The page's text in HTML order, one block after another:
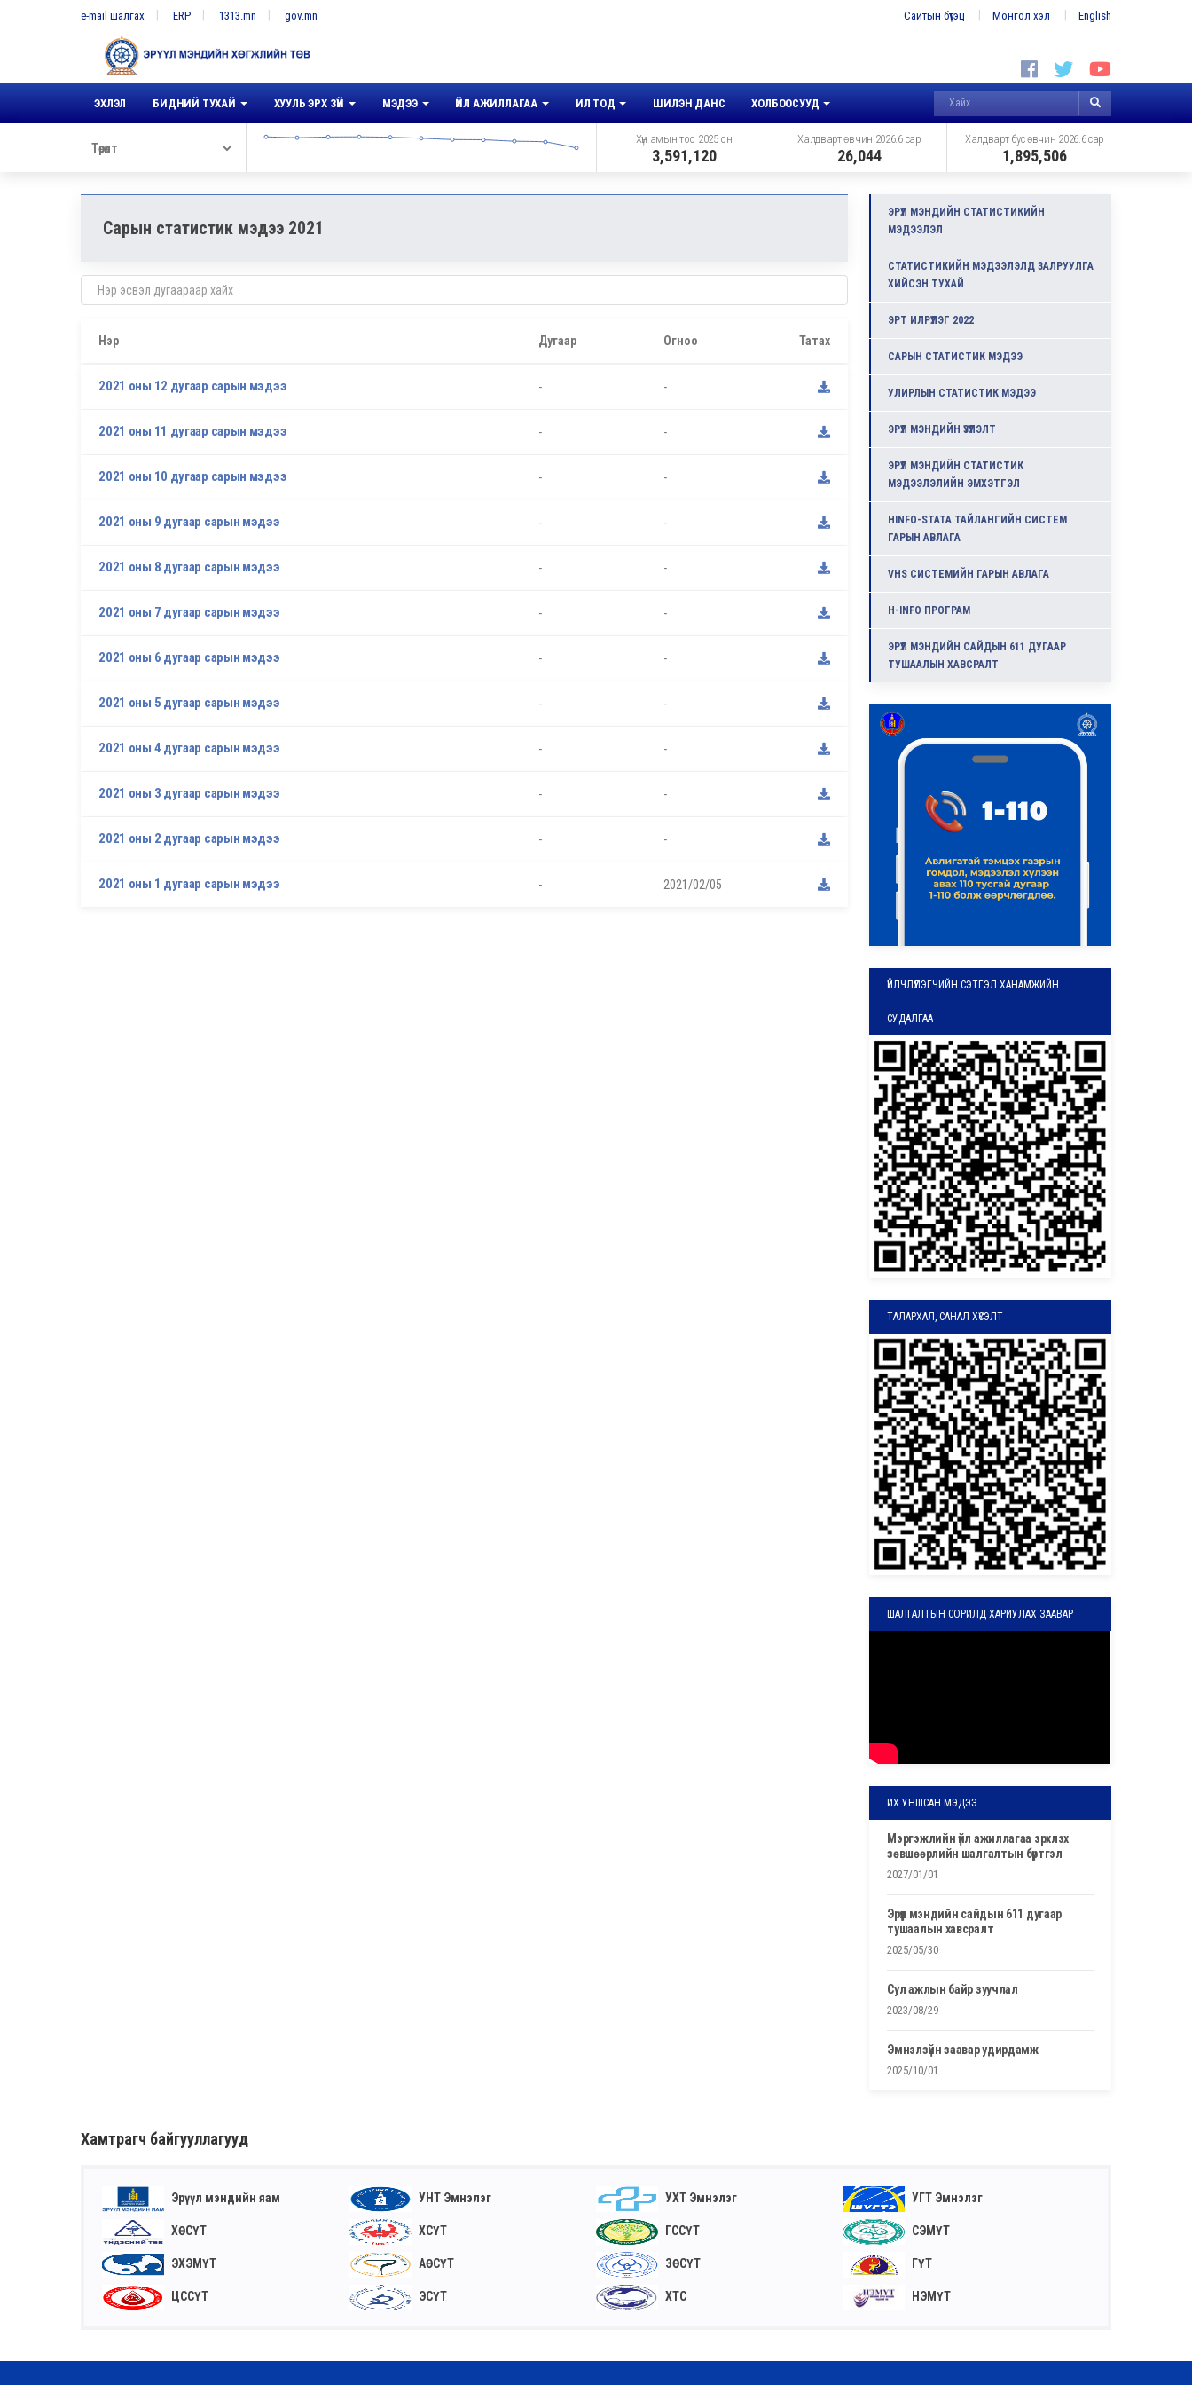
e-mail шалгах ERP 1313.mn gov.mn Сайтын бүтэц Монгол хэл English
ЭХЛЭЛ БИДНИЙ ТУХАЙ ХУУЛЬ ЭРХ ЗҮЙ МЭДЭЭ ҮЙЛ АЖИЛЛАГАА ИЛ ТОД ШИЛЭН ДАНС ХОЛБООСУУД
Хүн амын тоо 2025 он
3,591,120
Халдварт өвчин 2026.6 сар
26,044
Халдварт бус өвчин 2026.6 сар
1,895,506
Сарын статистик мэдээ 2021
Нэр Дугаар Огноо Татах
2021 оны 12 дугаар сарын мэдээ - -
2021 оны 11 дугаар сарын мэдээ - -
2021 оны 10 дугаар сарын мэдээ - -
2021 оны 9 дугаар сарын мэдээ - -
2021 оны 8 дугаар сарын мэдээ - -
2021 оны 7 дугаар сарын мэдээ - -
2021 оны 6 дугаар сарын мэдээ - -
2021 оны 5 дугаар сарын мэдээ - -
2021 оны 4 дугаар сарын мэдээ - -
2021 оны 3 дугаар сарын мэдээ - -
2021 оны 2 дугаар сарын мэдээ - -
2021 оны 1 дугаар сарын мэдээ - 2021/02/05
ЭРҮҮЛ МЭНДИЙН СТАТИСТИКИЙН
МЭДЭЭЛЭЛ
СТАТИСТИКИЙН МЭДЭЭЛЭЛД ЗАЛРУУЛГА
ХИЙСЭН ТУХАЙ
ЭРТ ИЛРҮҮЛЭГ 2022
САРЫН СТАТИСТИК МЭДЭЭ
УЛИРЛЫН СТАТИСТИК МЭДЭЭ
ЭРҮҮЛ МЭНДИЙН ҮЗҮҮЛЭЛТ
ЭРҮҮЛ МЭНДИЙН СТАТИСТИК
МЭДЭЭЛЭЛИЙН ЭМХЭТГЭЛ
HINFO-STATA ТАЙЛАНГИЙН СИСТЕМ
ГАРЫН АВЛАГА
VHS СИСТЕМИЙН ГАРЫН АВЛАГА
H-INFO ПРОГРАМ
ЭРҮҮЛ МЭНДИЙН САЙДЫН 611 ДУГААР
ТУШААЛЫН ХАВСРАЛТ
ҮЙЛЧЛҮҮЛЭГЧИЙН СЭТГЭЛ ХАНАМЖИЙН
СУДАЛГАА
ТАЛАРХАЛ, САНАЛ ХҮСЭЛТ
ШАЛГАЛТЫН СОРИЛД ХАРИУЛАХ ЗААВАР
ИХ УНШСАН МЭДЭЭ
мэргэжлийн үйл ажиллагаа эрхлэх
зөвшөөрлийн шалгалтын бүртгэл
2027/01/01
эрүүл мэндийн сайдын 611 дугаар
тушаалын хавсралт
2025/05/30
сул ажлын байр зуучлал
2023/08/29
эмнэлзүйн заавар удирдамж
2025/10/01
Хамтрагч байгууллагууд
Эрүүл мэндийн яам УНТ Эмнэлэг УХТ Эмнэлэг УГТ Эмнэлэг
ХӨСҮТ ХСҮТ ГССҮТ СЭМҮТ
ЭХЭМҮТ АӨСҮТ ЗӨСҮТ ГҮТ
ЦССҮТ ЭСҮТ ХТС НЭМҮТ